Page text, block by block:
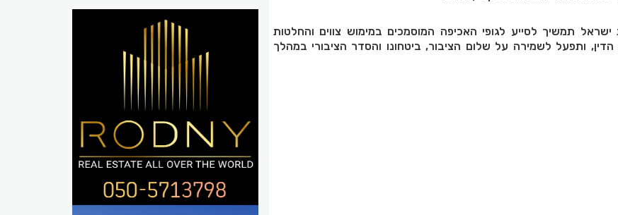
תמשיך לסייע לגופי האכיפה המוסמכים במימוש צווים והחלטות
ותפעל לשמירה על שלום הציבור, ביטחונו והסדר הציבורי במהלך